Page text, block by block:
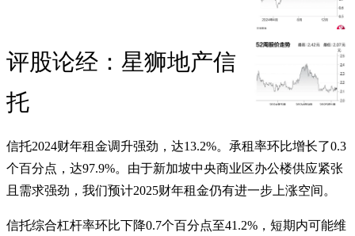
评股论经：星狮地产信
托
信托2024财年租金调升强劲，达13.2%。承租率环比增长了0.3
个百分点，达97.9%。由于新加坡中央商业区办公楼供应紧张
且需求强劲，我们预计2025财年租金仍有进一步上涨空间。
信托综合杠杆率环比下降0.7个百分点至41.2%，短期内可能维